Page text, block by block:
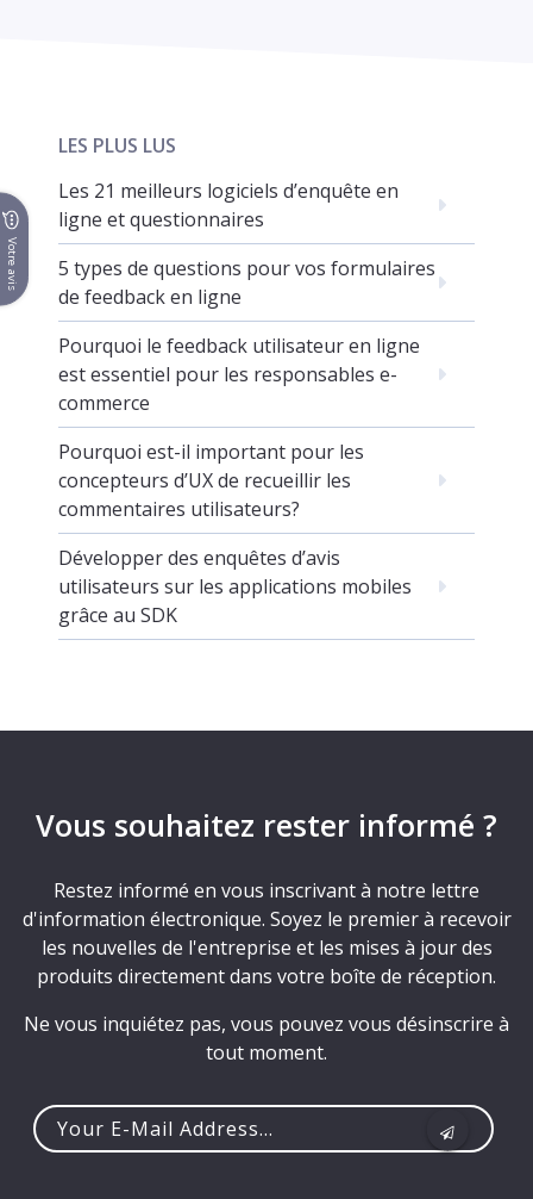
LES PLUS LUS
Les 21 meilleurs logiciels d’enquête en
ligne et questionnaires
5 types de questions pour vos formulaires
de feedback en ligne
Pourquoi le feedback utilisateur en ligne
est essentiel pour les responsables e-
commerce
Pourquoi est-il important pour les
concepteurs d’UX de recueillir les
commentaires utilisateurs?
Développer des enquêtes d’avis
utilisateurs sur les applications mobiles
grâce au SDK
Vous souhaitez rester informé ?
Restez informé en vous inscrivant à notre lettre
d'information électronique. Soyez le premier à recevoir
les nouvelles de l'entreprise et les mises à jour des
produits directement dans votre boîte de réception.
Ne vous inquiétez pas, vous pouvez vous désinscrire à
tout moment.
Votre avis